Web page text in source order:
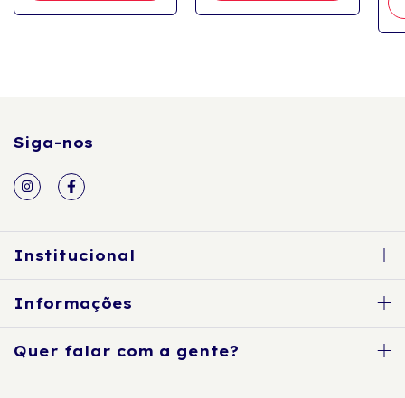
Siga-nos
Institucional
Informações
Quer falar com a gente?